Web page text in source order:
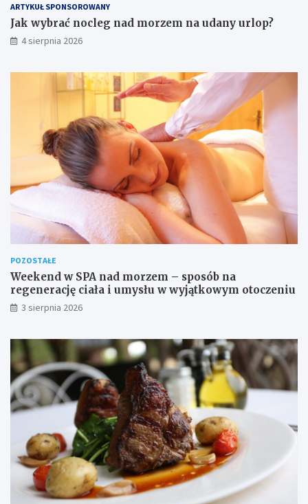
ARTYKUŁ SPONSOROWANY
Jak wybrać nocleg nad morzem na udany urlop?
4 sierpnia 2026
POZOSTAŁE
Weekend w SPA nad morzem – sposób na
regenerację ciała i umysłu w wyjątkowym otoczeniu
3 sierpnia 2026